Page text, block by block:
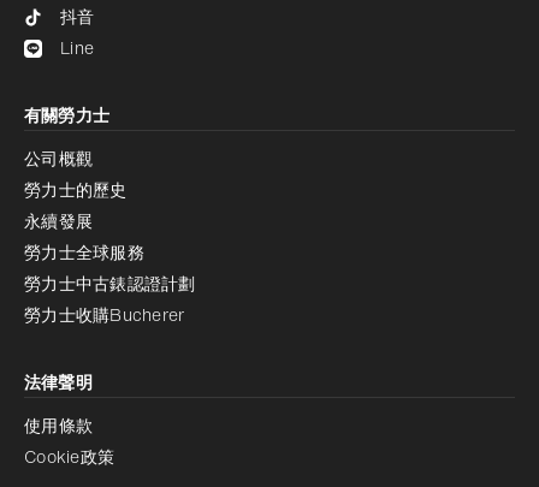
抖音
Line
有關勞力士
公司概觀
勞力士的歷史
永續發展
勞力士全球服務
勞力士中古錶認證計劃
勞力士收購Bucherer
法律聲明
使用條款
Cookie政策